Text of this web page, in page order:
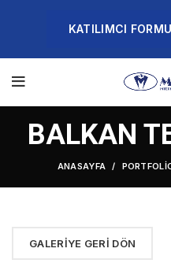
KATILIMCI FORMU
BALKAN
ANASAYFA
GALERIYE GERI DÖN